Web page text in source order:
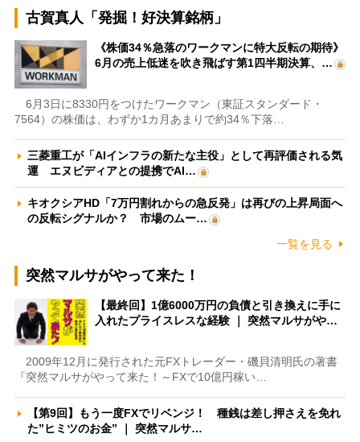
古賀真人「発掘！好決算銘柄」
《株価34％急落のワークマンに特大反転の期待》
6月の売上低迷を吹き飛ばす第1四半期決算、…
6月3日に8330円をつけたワークマン（東証スタンダード・
7564）の株価は、わずか1カ月あまりで約34％下落…
三菱重工が「AIインフラの新たな主役」として再評価される気
運 エヌビディアとの提携でAI…
キオクシアHD「7万円割れからの急反発」は再びの上昇局面へ
の反転シグナルか？ 市場のムー…
一覧を見る
突然マルサがやって来た！
【最終回】1億6000万円の負債と引き換えに手に
入れたプライスレスな経験 ｜ 突然マルサがや…
2009年12月に発行された元FXトレーダー・磯貝清明氏の著書
『突然マルサがやって来た！～FXで10億円稼い…
【第9回】もう一度FXでリベンジ！ 種銭は差し押さえを免れ
た”ヒミツのお金” ｜ 突然マルサ…